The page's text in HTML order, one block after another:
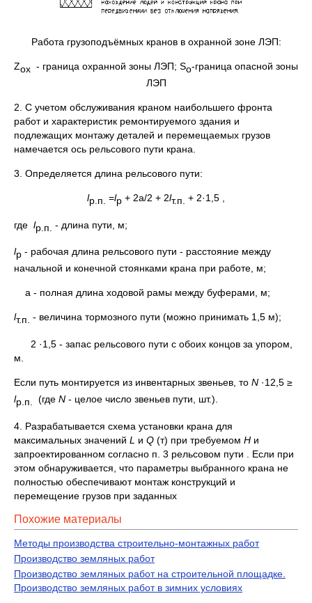
Работа грузоподъёмных кранов в охранной зоне ЛЭП:
Zох - граница охранной зоны ЛЭП; So-граница опасной зоны
ЛЭП
2. С учетом обслуживания краном наибольшего фронта
работ и характеристик ремонтируемого здания и
подлежащих монтажу деталей и перемещаемых грузов
намечается ось рельсового пути крана.
3. Определяется длина рельсового пути:
lр.п. =lр + 2а/2 + 2lт.п. + 2·1,5 ,
где lр.п. - длина пути, м;
lр - рабочая длина рельсового пути - расстояние между
начальной и конечной стоянками крана при работе, м;
а - полная длина ходовой рамы между буферами, м;
lт.п. - величина тормозного пути (можно принимать 1,5 м);
2 ·1,5 - запас рельсового пути с обоих концов за упором,
м.
Если путь монтируется из инвентарных звеньев, то N ·12,5 ≥
lр.п. (где N - целое число звеньев пути, шт.).
4. Разрабатывается схема установки крана для
максимальных значений L и Q (т) при требуемом Н и
запроектированном согласно п. 3 рельсовом пути . Если при
этом обнаруживается, что параметры выбран­ного крана не
полностью обеспечивают монтаж конструкций и
перемещение грузов при заданных
Похожие материалы
Методы производства строительно-монтажных работ
Производство земляных работ
Производство земляных работ на строительной площадке.
Производство земляных работ в зимних условиях